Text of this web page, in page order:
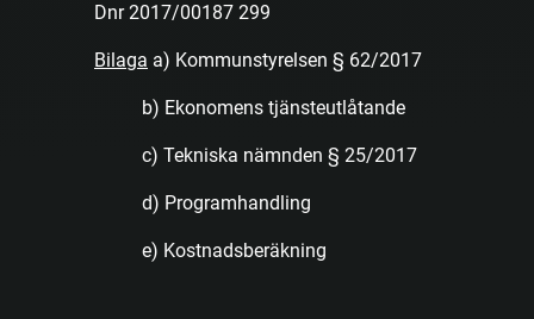
Dnr 2017/00187 299
Bilaga a) Kommunstyrelsen § 62/2017
b) Ekonomens tjänsteutlåtande
c) Tekniska nämnden § 25/2017
d) Programhandling
e) Kostnadsberäkning